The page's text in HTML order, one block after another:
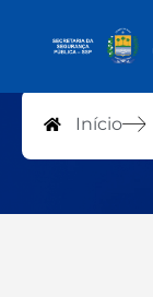
Notícias
Início